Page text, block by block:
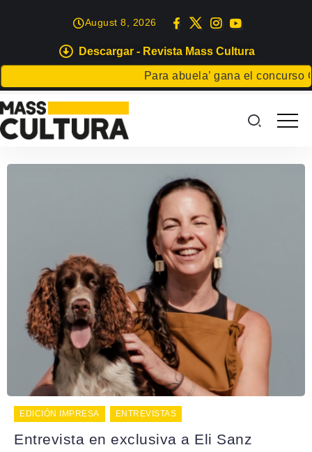
Descargar - Revista Mass Cultura
Para abuela’ gana el concurso Carta
August 8, 2026
EDICIÓN IMPRESA ENTREVISTAS
Entrevista en exclusiva a Eli Sanz